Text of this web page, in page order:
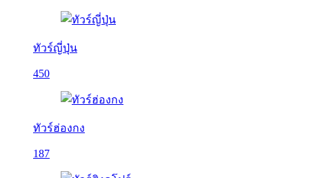
ทัวร์ญี่ปุ่น
450
ทัวร์ฮ่องกง
187